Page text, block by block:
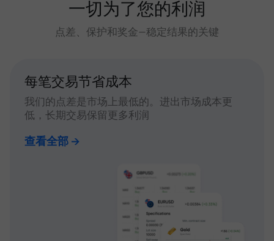
一切为了您的利润
点差、保护和奖金—稳定结果的关键
每笔交易节省成本
我们的点差是市场上最低的。进出市场成本更
低，长期交易保留更多利润
查看全部